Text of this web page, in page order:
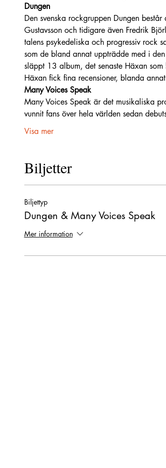
Dungen
Den svenska rockgruppen Dungen består
Gustavsson och tidigare även Fredrik
talens psykedeliska och progressiv rock
som de bland annat uppträdde med i
släppt 13 album, det senaste Häxan
Häxan fick fina recensioner, blanda
Many Voices Speak
Many Voices Speak är det musikaliska
vunnit fans över hela världen sedan
Visa mer
Biljetter
Biljettyp
Dungen & Many Voices Speak
Mer information